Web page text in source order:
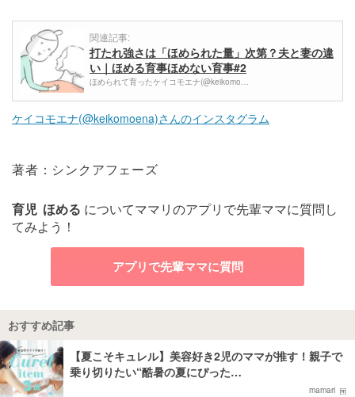
関連記事:
打たれ強さは「ほめられた量」次第？夫と妻の違
い｜ほめる育事ほめない育事#2
ほめられて育ったケイコモエナ(@keikomo…
ケイコモエナ(@keikomoena)さんのインスタグラム
著者：シンクアフェーズ
育児 ほめる についてママリのアプリで先輩ママに質問し
てみよう！
アプリで先輩ママに質問
おすすめ記事
【夏こそキュレル】美容好き2児のママが推す！親子で
乗り切りたい“酷暑の夏にぴった…
mamari